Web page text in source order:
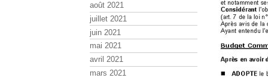
août 2021
juillet 2021
juin 2021
mai 2021
avril 2021
mars 2021